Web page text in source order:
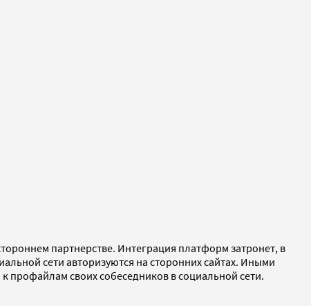
партнерстве. Интеграция платформ затронет, в
сети авторизуются на сторонних сайтах. Иными
профайлам своих собеседников в социальной сети.